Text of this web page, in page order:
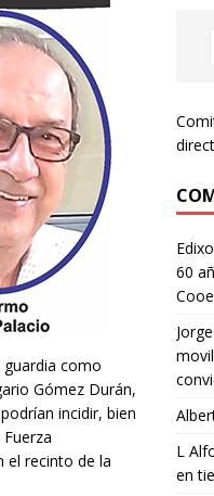
guardia como
Gómez Durán,
incidir, bien
el recinto de la
60
L
en